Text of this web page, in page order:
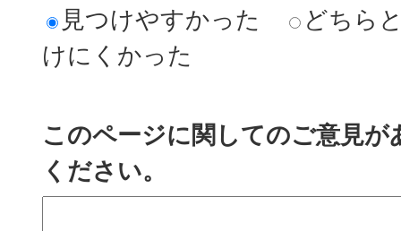
見つけやすかった
どちら
けにくかった
このページに関してのご意見
ください。